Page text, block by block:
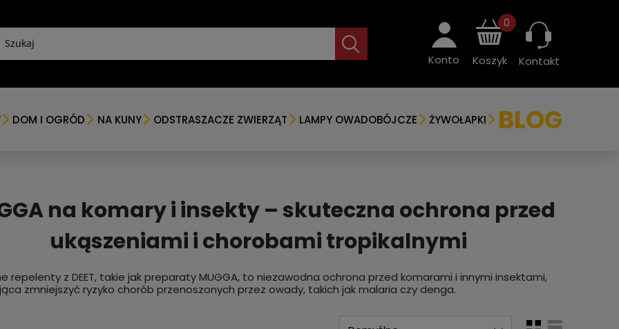
Konto Koszyk
0
Kontakt
DOM I OGRÓD NA KUNY ODSTRASZACZE ZWIERZĄT LAMPY OWADOBÓJCZE ŻYWOŁAPKI BLOG
na komary i insekty – skuteczna ochrona przed
ukąszeniami i chorobami tropikalnymi
repelenty z DEET, takie jak preparaty MUGGA, to niezawodna ochrona przed komarami i innymi insektami,
zmniejszyć ryzyko chorób przenoszonych przez owady, takich jak malaria czy denga.